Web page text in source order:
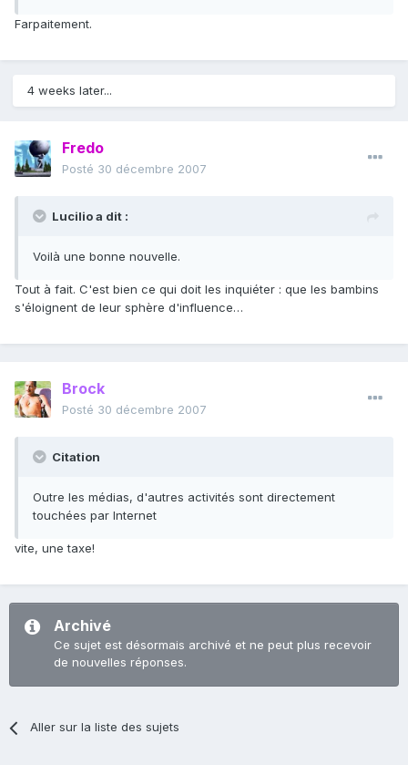
Farpaitement.
4 weeks later...
Fredo
Posté 30 décembre 2007
Lucilio a dit :
Voilà une bonne nouvelle.
Tout à fait. C'est bien ce qui doit les inquiéter : que les bambins
s'éloignent de leur sphère d'influence…
Brock
Posté 30 décembre 2007
Citation
Outre les médias, d'autres activités sont directement
touchées par Internet
vite, une taxe!
Archivé
Ce sujet est désormais archivé et ne peut plus recevoir
de nouvelles réponses.
Aller sur la liste des sujets